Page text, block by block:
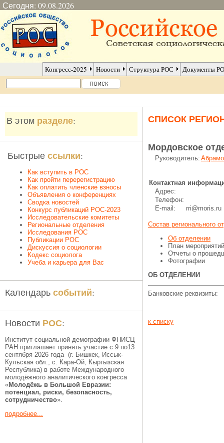
Сегодня: 09.08.2026
Конгресс-2025 Новости Структура РОС Документы
В этом разделе:
Быстрые ссылки:
Как вступить в РОС
Как пройти перерегистрацию
Как оплатить членские взносы
Объявления о конференциях
Сводка новостей
Конкурс публикаций РОС-2023
Исследовательские комитеты
Региональные отделения
Исследования РОС
Публикации РОС
Дискуссия о социологии
Кодекс социолога
Учеба и карьера для Вас
Календарь событий:
Новости РОС:
Институт социальной демографии ФНИСЦ
РАН приглашает принять участие с 9 по13
сентября 2026 года (г. Бишкек, Иссык-
Кульская обл., c. Кара-Ой, Кыргызская
Республика) в работе Международного
молодёжного аналитического конгресса
«Молодёжь в Большой Евразии:
потенциал, риски, безопасность,
сотрудничество».
подробнее...
СПИСОК
Мордовское
Руководитель:
Контактная
Адрес:
Телефон:
E-mail:
rri@moris.ru
Состав регионального
Об отделении
План
Отчеты о
Фотографии
ОБ ОТДЕЛЕНИИ
Банковские реквизиты:
к списку